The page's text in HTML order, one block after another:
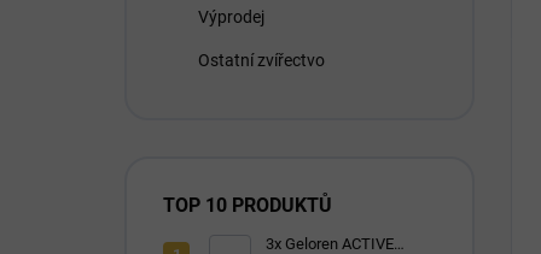
Výprodej
Ostatní zvířectvo
TOP 10 PRODUKTŮ
3x Geloren ACTIVE